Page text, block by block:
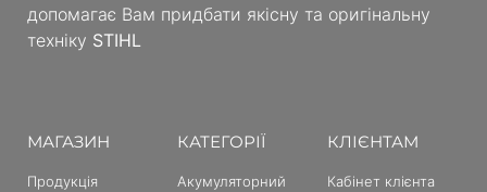
допомагає Вам придбати якісну та оригінальну
техніку STIHL
МАГАЗИН
Продукція
КАТЕГОРІЇ
Акумуляторний
КЛІЄНТАМ
Кабінет клієнта